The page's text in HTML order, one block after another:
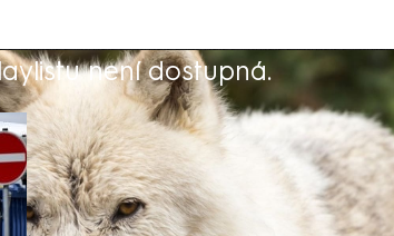
není dostupná.